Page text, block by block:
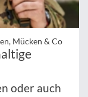
Mücken & Co
oder auch